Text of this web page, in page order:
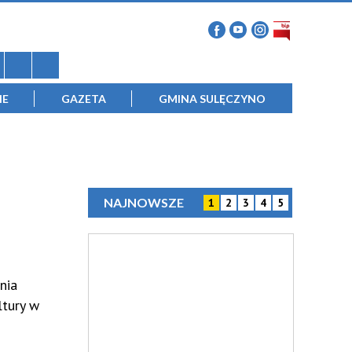
GAZETA GMINA SULĘCZYNO
w
NAJNOWSZE 1 2 3 4 5